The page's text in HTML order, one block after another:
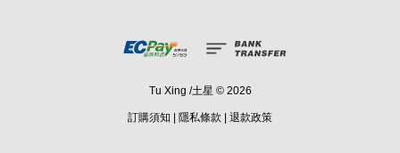
Tu Xing /土星 © 2026
訂購須知 | 隱私條款 | 退款政策